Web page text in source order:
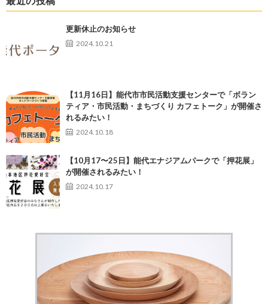
更新休止のお知らせ
2024.10.21
【11月16日】能代市市民活動支援センターで「ボラン
ティア・市民活動・まちづくり カフェトーク」が開催さ
れるみたい！
2024.10.18
【10月17〜25日】能代エナジアムパークで「押花展」
が開催されるみたい！
2024.10.17